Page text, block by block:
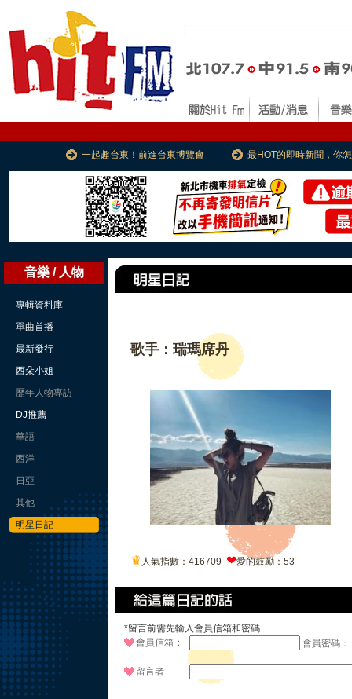
一起趣台東！前進台東博覽會 最HOT的即時新聞，你
音樂 / 人物
專輯資料庫
單曲首播
最新發行
西朵小姐
歷年人物專訪
DJ推薦
華語
西洋
日亞
其他
明星日記
歌手：瑞瑪席丹
♛ 人氣指數：416709 ❤愛的鼓勵：53
*留言前需先輸入會員信箱和密碼
會員信箱 ： 會員密碼：
留言者